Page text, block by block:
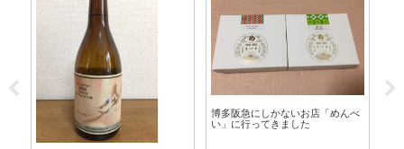
博多阪急にしかないお店「めんべ
い」に行ってきました
【
す